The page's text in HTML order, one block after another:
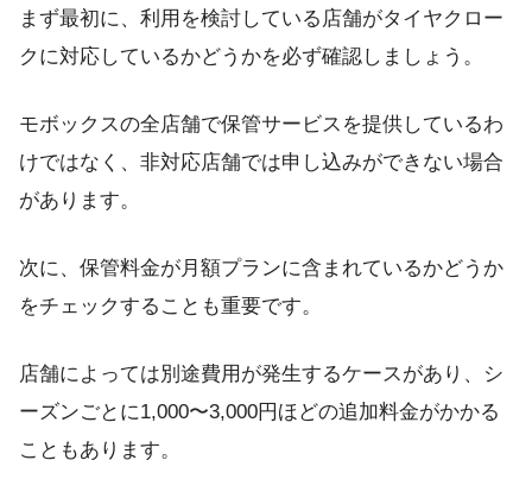
まず最初に、利用を検討している店舗がタイヤクロー
クに対応しているかどうかを必ず確認しましょう。
モボックスの全店舗で保管サービスを提供しているわ
けではなく、非対応店舗では申し込みができない場合
があります。
次に、保管料金が月額プランに含まれているかどうか
をチェックすることも重要です。
店舗によっては別途費用が発生するケースがあり、シ
ーズンごとに1,000〜3,000円ほどの追加料金がかかる
こともあります。